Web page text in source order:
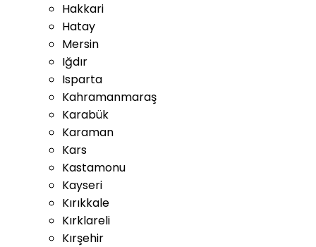
Hakkari
Hatay
Mersin
Iğdır
Isparta
Kahramanmaraş
Karabük
Karaman
Kars
Kastamonu
Kayseri
Kırıkkale
Kırklareli
Kırşehir